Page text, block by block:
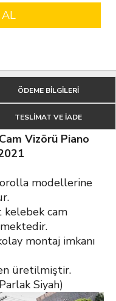
ÖDEME BİLGİLERİ
TESLİMAT VE İADE
Vizörü Piano
modellerine
kelebek cam
montaj imkanı
üretilmiştir.
Siyah)